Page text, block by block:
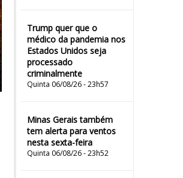
Trump quer que o
médico da pandemia nos
Estados Unidos seja
processado
criminalmente
Quinta 06/08/26 - 23h57
Minas Gerais também
tem alerta para ventos
nesta sexta-feira
Quinta 06/08/26 - 23h52